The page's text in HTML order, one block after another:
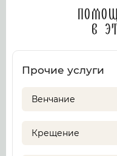
в
Прочие услуги
Венчание
Крещение